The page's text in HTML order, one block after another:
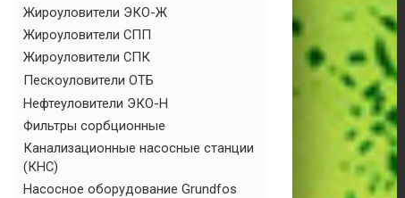
Жироуловители ЭКО-Ж
Жироуловители СПП
Жироуловители СПК
Пескоуловители ОТБ
Нефтеуловители ЭКО-Н
Фильтры сорбционные
Канализационные насосные станции
(КНС)
Насосное оборудование Grundfos